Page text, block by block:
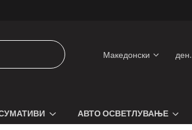
Македонски ден.
АВТО ОСВЕТЛУВАЊЕ